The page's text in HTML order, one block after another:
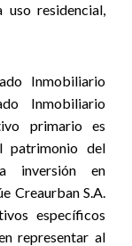
uso residencial,
Inmobiliario
Inmobiliario
primario es
patrimonio del
inversión en
Creaurban S.A.
específicos
representar al